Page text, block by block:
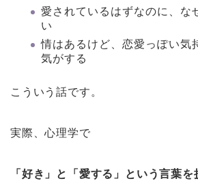
愛されているはずなのに、な
い
情はあるけど、恋愛っぽい気
気がする
こういう話です。
実際、心理学で
「好き」と「愛する」という言葉